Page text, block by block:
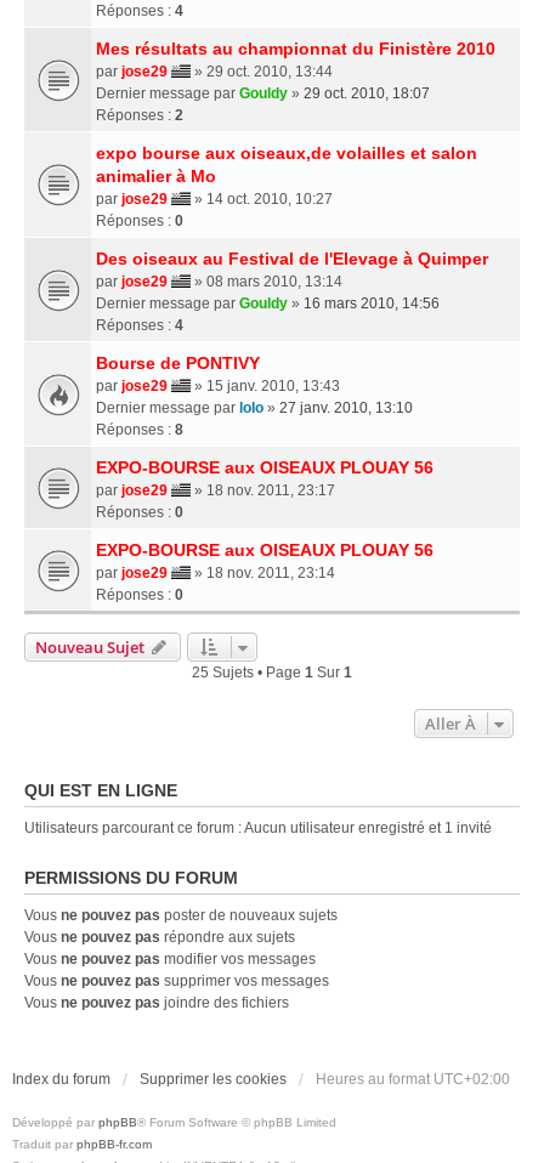
Réponses : 4
Mes résultats au championnat du Finistère 2010
par jose29
» 29 oct. 2010, 13:44
Dernier message par Gouldy » 29 oct. 2010, 18:07
Réponses : 2
expo bourse aux oiseaux,de volailles et salon
animalier à Mo
par jose29
» 14 oct. 2010, 10:27
Réponses : 0
Des oiseaux au Festival de l'Elevage à Quimper
par jose29
» 08 mars 2010, 13:14
Dernier message par Gouldy » 16 mars 2010, 14:56
Réponses : 4
Bourse de PONTIVY
par jose29
» 15 janv. 2010, 13:43
Dernier message par lolo » 27 janv. 2010, 13:10
Réponses : 8
EXPO-BOURSE aux OISEAUX PLOUAY 56
par jose29
» 18 nov. 2011, 23:17
Réponses : 0
EXPO-BOURSE aux OISEAUX PLOUAY 56
par jose29
» 18 nov. 2011, 23:14
Réponses : 0
Nouveau Sujet
25 Sujets • Page 1 Sur 1
Aller À
QUI EST EN LIGNE
Utilisateurs parcourant ce forum : Aucun utilisateur enregistré et 1 invité
PERMISSIONS DU FORUM
Vous ne pouvez pas poster de nouveaux sujets
Vous ne pouvez pas répondre aux sujets
Vous ne pouvez pas modifier vos messages
Vous ne pouvez pas supprimer vos messages
Vous ne pouvez pas joindre des fichiers
Index du forum Supprimer les cookies Heures au format UTC+02:00
Développé par phpBB® Forum Software © phpBB Limited
Traduit par phpBB-fr.com